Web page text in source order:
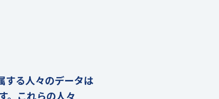
る人々のデータは
。これらの人々